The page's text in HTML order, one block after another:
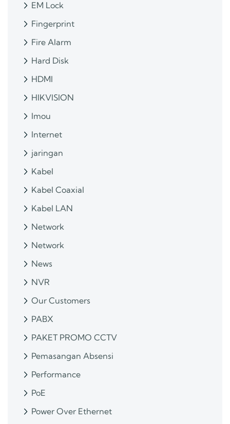
EM Lock
Fingerprint
Fire Alarm
Hard Disk
HDMI
HIKVISION
Imou
Internet
jaringan
Kabel
Kabel Coaxial
Kabel LAN
Network
Network
News
NVR
Our Customers
PABX
PAKET PROMO CCTV
Pemasangan Absensi
Performance
PoE
Power Over Ethernet